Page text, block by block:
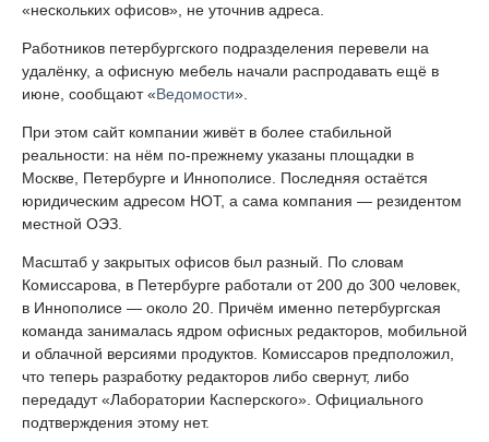
«нескольких офисов», не уточнив адреса.
Работников петербургского подразделения перевели на
удалёнку, а офисную мебель начали распродавать ещё в
июне, сообщают «Ведомости».
При этом сайт компании живёт в более стабильной
реальности: на нём по-прежнему указаны площадки в
Москве, Петербурге и Иннополисе. Последняя остаётся
юридическим адресом НОТ, а сама компания — резидентом
местной ОЭЗ.
Масштаб у закрытых офисов был разный. По словам
Комиссарова, в Петербурге работали от 200 до 300 человек,
в Иннополисе — около 20. Причём именно петербургская
команда занималась ядром офисных редакторов, мобильной
и облачной версиями продуктов. Комиссаров предположил,
что теперь разработку редакторов либо свернут, либо
передадут «Лаборатории Касперского». Официального
подтверждения этому нет.